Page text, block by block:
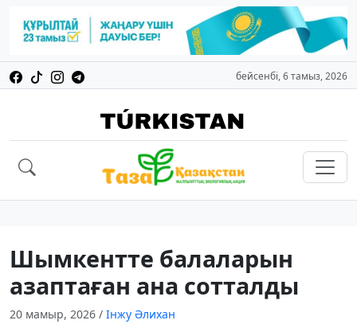
бейсенбі, 6 тамыз, 2026
Шымкентте балаларын
азаптаған ана сотталды
20 мамыр, 2026 / Інжу Әлихан